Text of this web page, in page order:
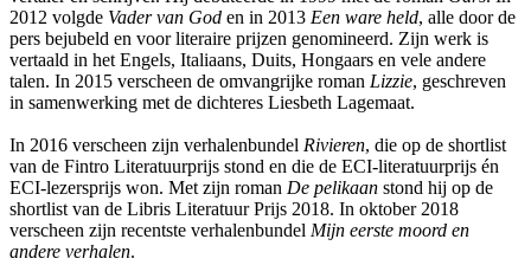
2012 volgde Vader van God en in 2013 Een ware held, alle door de
pers bejubeld en voor literaire prijzen genomineerd. Zijn werk is
vertaald in het Engels, Italiaans, Duits, Hongaars en vele andere
talen. In 2015 verscheen de omvangrijke roman Lizzie, geschreven
in samenwerking met de dichteres Liesbeth Lagemaat.
In 2016 verscheen zijn verhalenbundel Rivieren, die op de shortlist
van de Fintro Literatuurprijs stond en die de ECI-literatuurprijs én
ECI-lezersprijs won. Met zijn roman De pelikaan stond hij op de
shortlist van de Libris Literatuur Prijs 2018. In oktober 2018
verscheen zijn recentste verhalenbundel Mijn eerste moord en
andere verhalen.